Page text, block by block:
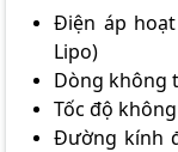
Điện áp
Lipo)
Dòng không
Tốc độ
Đường kính